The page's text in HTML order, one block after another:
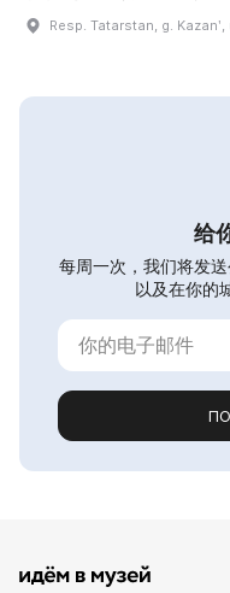
Resp. Tatarstan, g.
给
每周一次，我们将发
以及在你的